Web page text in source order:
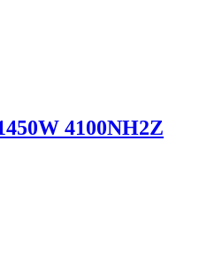
4100NH2Z